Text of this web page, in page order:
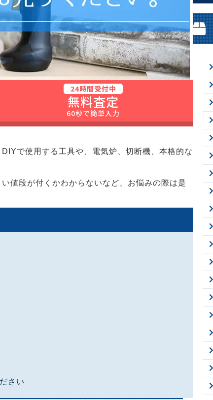
24時間受付中
無料査定
60秒で簡単入力
で使用する工具や、電気炉、切断機、本格的な
値段が付くかわからないなど、お悩みの際は是
さい